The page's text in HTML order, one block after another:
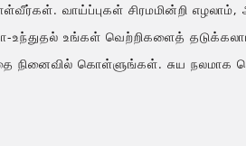
வாய்ப்புகள் சிரமமின்றி
உங்கள் வெற்றிகளைத்
நினைவில் கொள்ளுங்கள். சுய நலமாக